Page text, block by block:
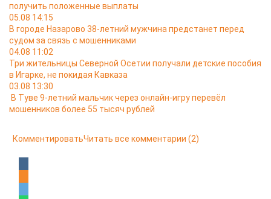
получить положенные выплаты
05.08 14:15
В городе Назарово 38-летний мужчина предстанет перед
судом за связь с мошенниками
04.08 11:02
Три жительницы Северной Осетии получали детские пособия
в Игарке, не покидая Кавказа
03.08 13:30
В Туве 9-летний мальчик через онлайн-игру перевёл
мошенников более 55 тысяч рублей
КомментироватьЧитать все комментарии (2)